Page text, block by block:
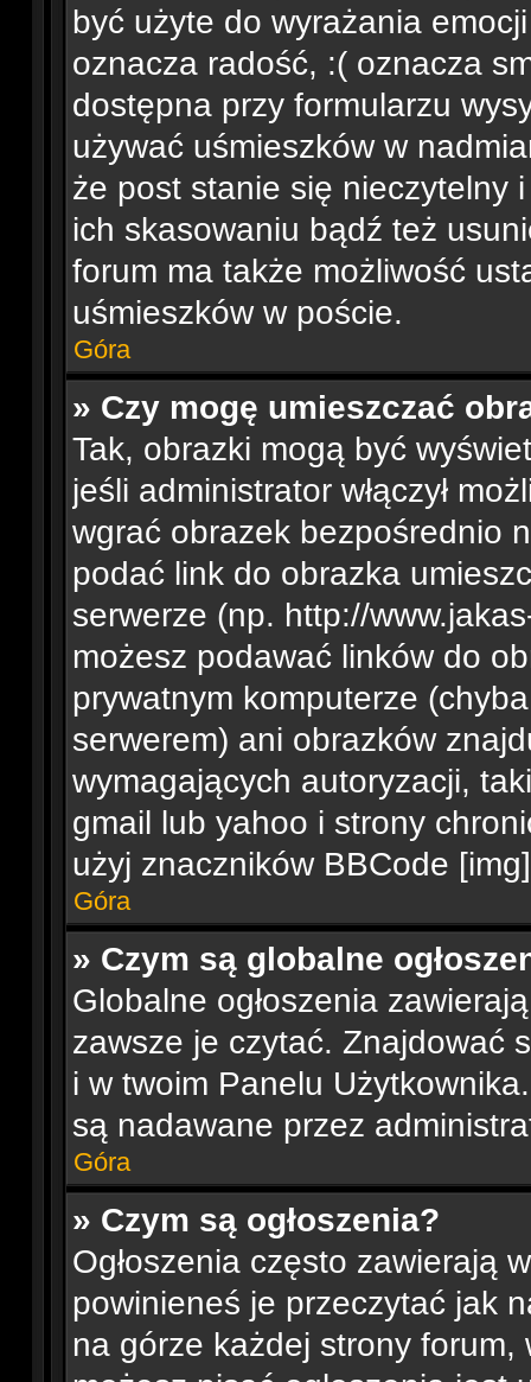
być użyte do wyrażania
oznacza radość, :( oznacza
dostępna przy formularzu
używać uśmieszków w
że post stanie się nieczytelny
ich skasowaniu bądź też
forum ma także możliwość
uśmieszków w poście.
Góra
» Czy mogę umieszczać
Tak, obrazki mogą być
jeśli administrator włączył
wgrać obrazek bezpośrednio
podać link do obrazka
serwerze (np. http://
możesz podawać linków do
prywatnym komputerze
serwerem) ani obrazków
wymagających autoryzacji,
gmail lub yahoo i strony
użyj znaczników BBCode
Góra
» Czym są globalne
Globalne ogłoszenia
zawsze je czytać. Znajdować
i w twoim Panelu
są nadawane przez
Góra
» Czym są ogłoszenia?
Ogłoszenia często zawierają
powinieneś je przeczytać jak
na górze każdej strony forum,